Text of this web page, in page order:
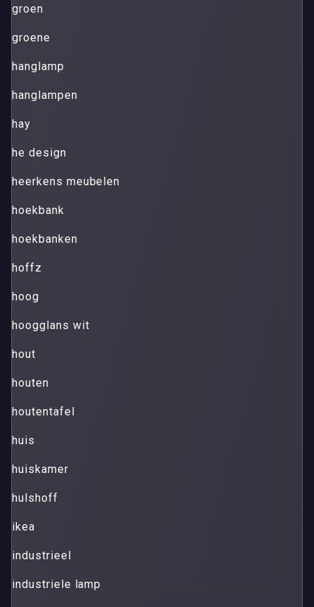
groen
groene
hanglamp
hanglampen
hay
he design
heerkens meubelen
hoekbank
hoekbanken
hoffz
hoog
hoogglans wit
hout
houten
houtentafel
huis
huiskamer
hulshoff
ikea
industrieel
industriele lamp